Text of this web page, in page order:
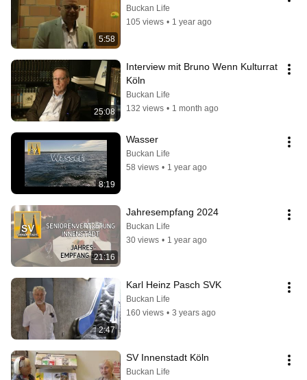
5:58
Buckan Life
105 views • 1 year ago
25:08
Interview mit Bruno Wenn Kulturrat
Köln
Buckan Life
132 views • 1 month ago
8:19
Wasser
Buckan Life
58 views • 1 year ago
21:16
Jahresempfang 2024
Buckan Life
30 views • 1 year ago
2:47
Karl Heinz Pasch SVK
Buckan Life
160 views • 3 years ago
SV Innenstadt Köln
Buckan Life